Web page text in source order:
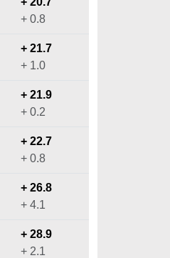
+ 0.8
+ 21.7
+ 1.0
+ 21.9
+ 0.2
+ 22.7
+ 0.8
+ 26.8
+ 4.1
+ 28.9
+ 2.1